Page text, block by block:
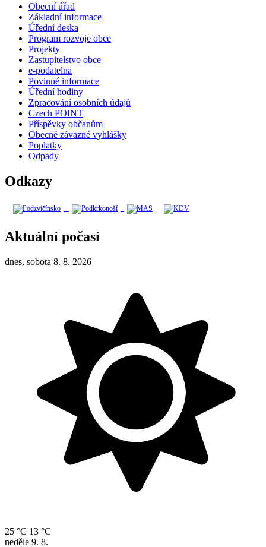
Obecní úřad
Základní informace
Úřední deska
Program rozvoje obce
Projekty
Zastupitelstvo obce
e-podatelna
Povinné informace
Úřední hodiny
Zpracování osobních údajů
Czech POINT
Příspěvky občanům
Obecně závazné vyhlášky
Poplatky
Odpady
Odkazy
Aktuální počasí
dnes, sobota 8. 8. 2026
25 °C 13 °C
neděle 9. 8.